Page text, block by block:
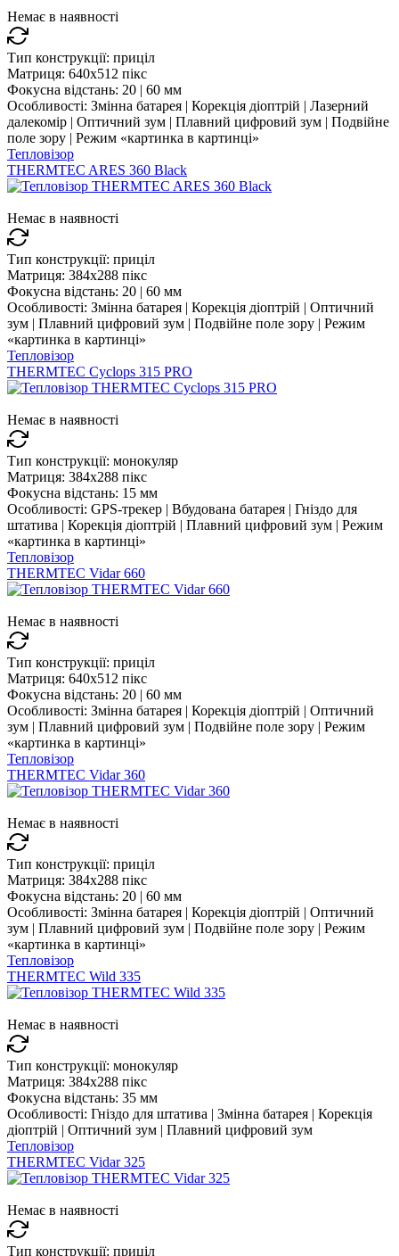
Немає в наявності
Тип конструкції: приціл
Матриця: 640x512 пікс
Фокусна відстань: 20 | 60 мм
Особливості: Змінна батарея | Корекція діоптрій | Лазерний
далекомір | Оптичний зум | Плавний цифровий зум | Подвійне
поле зору | Режим «картинка в картинці»
Тепловізор
THERMTEC ARES 360 Black
Немає в наявності
Тип конструкції: приціл
Матриця: 384x288 пікс
Фокусна відстань: 20 | 60 мм
Особливості: Змінна батарея | Корекція діоптрій | Оптичний
зум | Плавний цифровий зум | Подвійне поле зору | Режим
«картинка в картинці»
Тепловізор
THERMTEC Cyclops 315 PRO
Немає в наявності
Тип конструкції: монокуляр
Матриця: 384x288 пікс
Фокусна відстань: 15 мм
Особливості: GPS-трекер | Вбудована батарея | Гніздо для
штатива | Корекція діоптрій | Плавний цифровий зум | Режим
«картинка в картинці»
Тепловізор
THERMTEC Vidar 660
Немає в наявності
Тип конструкції: приціл
Матриця: 640x512 пікс
Фокусна відстань: 20 | 60 мм
Особливості: Змінна батарея | Корекція діоптрій | Оптичний
зум | Плавний цифровий зум | Подвійне поле зору | Режим
«картинка в картинці»
Тепловізор
THERMTEC Vidar 360
Немає в наявності
Тип конструкції: приціл
Матриця: 384x288 пікс
Фокусна відстань: 20 | 60 мм
Особливості: Змінна батарея | Корекція діоптрій | Оптичний
зум | Плавний цифровий зум | Подвійне поле зору | Режим
«картинка в картинці»
Тепловізор
THERMTEC Wild 335
Немає в наявності
Тип конструкції: монокуляр
Матриця: 384x288 пікс
Фокусна відстань: 35 мм
Особливості: Гніздо для штатива | Змінна батарея | Корекція
діоптрій | Оптичний зум | Плавний цифровий зум
Тепловізор
THERMTEC Vidar 325
Немає в наявності
Тип конструкції: приціл